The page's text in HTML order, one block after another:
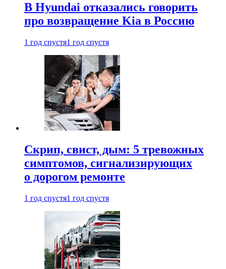
В Hyundai отказались говорить
про возвращение Kia в Россию
1 год спустя1 год спустя
Скрип, свист, дым: 5 тревожных
симптомов, сигнализирующих
о дорогом ремонте
1 год спустя1 год спустя